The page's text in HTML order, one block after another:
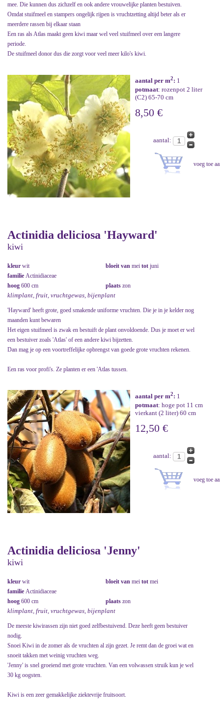
mee. Die kunnen dus zichzelf en ook andere vrouwelijke planten bestuiven.
Omdat stuifmeel en stampers ongelijk rijpen is vruchtzetting altijd beter als er
meerdere rassen bij elkaar staan
Een ras als Atlas maakt geen kiwi maar wel veel stuifmeel over een langere
periode.
De stuifmeel donor dus die zorgt voor veel meer kilo's kiwi.
aantal per m2: 1
potmaat: rozenpot 2 liter
(C2) 65-70 cm
8,50 €
aantal:
Actinidia deliciosa 'Hayward'
kiwi
kleur wit bloeit van mei tot juni
familie Actinidiaceae
hoog 600 cm plaats zon
klimplant, fruit, vruchtgewas, bijenplant
'Hayward' heeft grote, goed smakende uniforme vruchten. Die je in je kelder nog
maanden kunt bewaren
Het eigen stuifmeel is zwak en bestuift de plant onvoldoende. Dus je moet er wel
een bestuiver zoals 'Atlas' of een andere kiwi bijzetten.
Dan mag je op een voortreffelijke opbrengst van goede grote vruchten rekenen.
Een ras voor profi's. Ze planten er een 'Atlas tussen.
aantal per m2: 1
potmaat: hoge pot 11 cm
vierkant (2 liter) 60 cm
12,50 €
aantal:
Actinidia deliciosa 'Jenny'
kiwi
kleur wit bloeit van mei tot mei
familie Actinidiaceae
hoog 600 cm plaats zon
klimplant, fruit, vruchtgewas, bijenplant
De meeste kiwirassen zijn niet goed zelfbestuivend. Deze heeft geen bestuiver
nodig.
Snoei Kiwi in de zomer als de vruchten al zijn gezet. Je remt dan de groei wat en
snoeit takken met weinig vruchten weg.
'Jenny' is snel groeiend met grote vruchten. Van een volwassen struik kun je wel
30 kg oogsten.
Kiwi is een zeer gemakkelijke ziektevrije fruitsoort.